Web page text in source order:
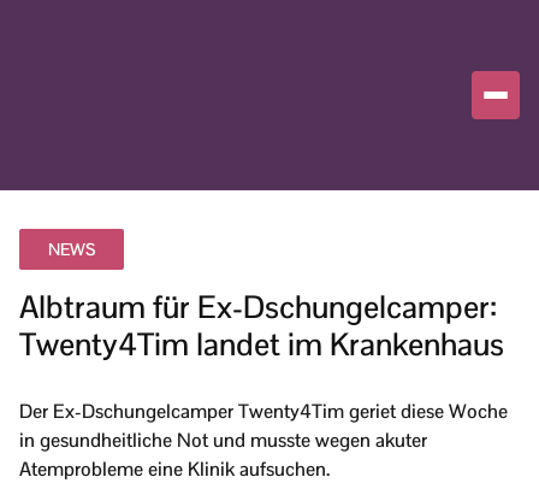
NEWS
Albtraum für Ex-Dschungelcamper:
Twenty4Tim landet im Krankenhaus
Der Ex-Dschungelcamper Twenty4Tim geriet diese Woche
in gesundheitliche Not und musste wegen akuter
Atemprobleme eine Klinik aufsuchen.